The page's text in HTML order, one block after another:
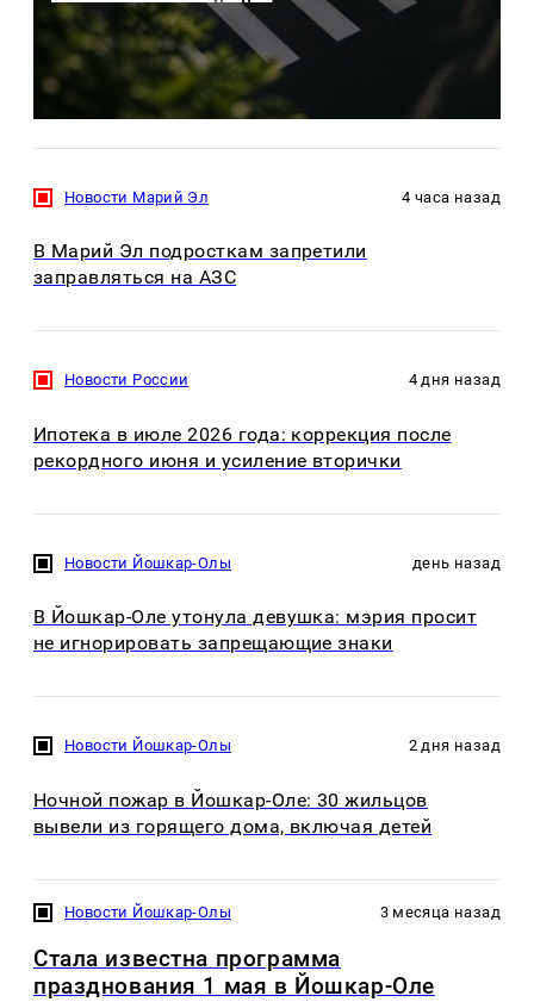
Новости Марий Эл 4 часа назад
В Марий Эл подросткам запретили
заправляться на АЗС
Новости России 4 дня назад
Ипотека в июле 2026 года: коррекция после
рекордного июня и усиление вторички
Новости Йошкар-Олы день назад
В Йошкар-Оле утонула девушка: мэрия просит
не игнорировать запрещающие знаки
Новости Йошкар-Олы 2 дня назад
Ночной пожар в Йошкар-Оле: 30 жильцов
вывели из горящего дома, включая детей
Новости Йошкар-Олы 3 месяца назад
Стала известна программа
празднования 1 мая в Йошкар-Оле